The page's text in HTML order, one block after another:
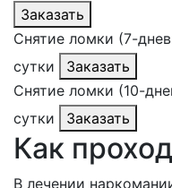
Заказать
Снятие ломки (7-
сутки
Заказать
Снятие ломки (10-
сутки
Заказать
Как
В лечении